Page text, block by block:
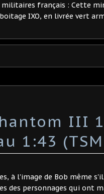
français : Cette
IXO, en livrée vert
III
1:43
à l'image de Bob même
des personnages qui ont